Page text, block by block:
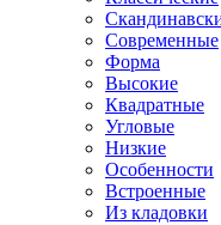
Современные
Форма
Высокие
Квадратные
Угловые
Низкие
Особенности
Встроенные
Из кладовки